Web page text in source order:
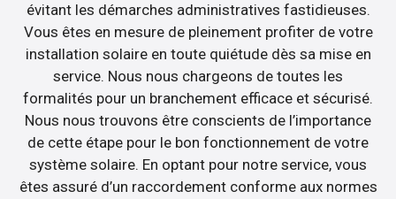
évitant les démarches administratives fastidieuses.
Vous êtes en mesure de pleinement profiter de votre
installation solaire en toute quiétude dès sa mise en
service. Nous nous chargeons de toutes les
formalités pour un branchement efficace et sécurisé.
Nous nous trouvons être conscients de l’importance
de cette étape pour le bon fonctionnement de votre
système solaire. En optant pour notre service, vous
êtes assuré d’un raccordement conforme aux normes